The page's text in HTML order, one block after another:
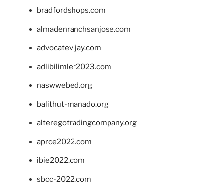
bradfordshops.com
almadenranchsanjose.com
advocatevijay.com
adlibilimler2023.com
naswwebed.org
balithut-manado.org
alteregotradingcompany.org
aprce2022.com
ibie2022.com
sbcc-2022.com